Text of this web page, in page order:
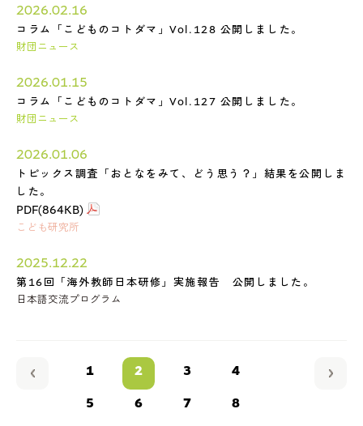
2026.02.16
コラム「こどものコトダマ」Vol.128 公開しました。
財団ニュース
2026.01.15
コラム「こどものコトダマ」Vol.127 公開しました。
財団ニュース
2026.01.06
トピックス調査「おとなをみて、どう思う？」結果を公開しま
した。
PDF(864KB)
こども研究所
2025.12.22
第16回「海外教師日本研修」実施報告 公開しました。
日本語交流プログラム
1 2 3
4
5
6 7
8